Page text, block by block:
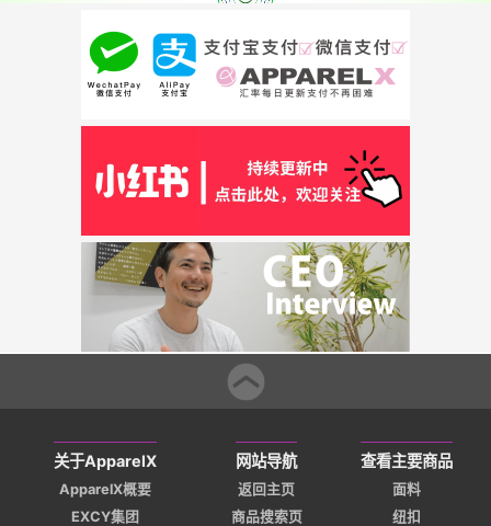
关于ApparelX
ApparelX概要
EXCY集团
网站导航
返回主页
商品搜索页
查看主要商品
面料
纽扣